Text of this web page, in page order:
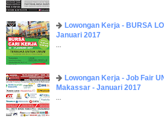
Lowongan Kerja - BURSA
Januari 2017
...
Lowongan Kerja - Job Fair
Makassar - Januari 2017
...